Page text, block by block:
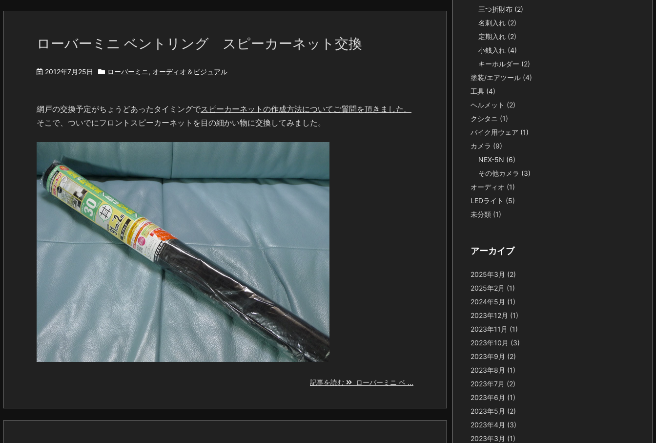
ローバーミニ ベントリング スピーカーネット交換
2012年7月25日 ローバーミニ, オーディオ＆ビジュアル
網戸の交換予定がちょうどあったタイミングでスピーカーネットの作成方法についてご質問を頂きました。
そこで、ついでにフロントスピーカーネットを目の細かい物に交換してみました。
記事を読む ローバーミニ ベ ...
三つ折財布 (2)
名刺入れ (2)
定期入れ (2)
小銭入れ (4)
キーホルダー (2)
塗装/エアツール (4)
工具 (4)
ヘルメット (2)
クシタニ (1)
バイク用ウェア (1)
カメラ (9)
NEX-5N (6)
その他カメラ (3)
オーディオ (1)
LEDライト (5)
未分類 (1)
アーカイブ
2025年3月 (2)
2025年2月 (1)
2024年5月 (1)
2023年12月 (1)
2023年11月 (1)
2023年10月 (3)
2023年9月 (2)
2023年8月 (1)
2023年7月 (2)
2023年6月 (1)
2023年5月 (2)
2023年4月 (3)
2023年3月 (1)